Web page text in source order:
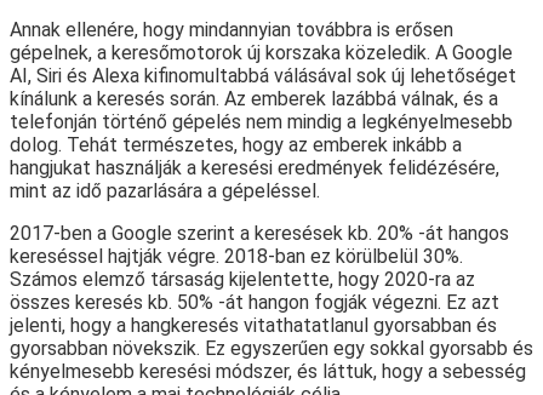
Annak ellenére, hogy mindannyian továbbra is erősen
gépelnek, a keresőmotorok új korszaka közeledik. A Google
AI, Siri és Alexa kifinomultabbá válásával sok új lehetőséget
kínálunk a keresés során. Az emberek lazábbá válnak, és a
telefonján történő gépelés nem mindig a legkényelmesebb
dolog. Tehát természetes, hogy az emberek inkább a
hangjukat használják a keresési eredmények felidézésére,
mint az idő pazarlására a gépeléssel.
2017-ben a Google szerint a keresések kb. 20% -át hangos
kereséssel hajtják végre. 2018-ban ez körülbelül 30%.
Számos elemző társaság kijelentette, hogy 2020-ra az
összes keresés kb. 50% -át hangon fogják végezni. Ez azt
jelenti, hogy a hangkeresés vitathatatlanul gyorsabban és
gyorsabban növekszik. Ez egyszerűen egy sokkal gyorsabb és
kényelmesebb keresési módszer, és láttuk, hogy a sebesség